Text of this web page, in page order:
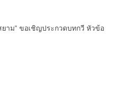
ยาม” ขอเชิญประกวดบทกวี หัวข้อ